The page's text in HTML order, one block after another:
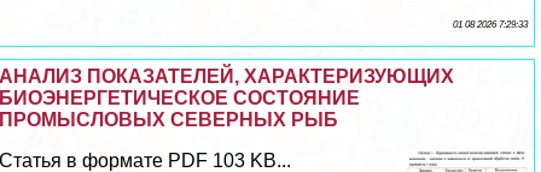
01 08 2026 7:29:33
АНАЛИЗ ПОКАЗАТЕЛЕЙ, ХАРАКТЕРИЗУЮЩИХ
БИОЭНЕРГЕТИЧЕСКОЕ СОСТОЯНИЕ
ПРОМЫСЛОВЫХ СЕВЕРНЫХ РЫБ
Статья в формате PDF 103 KB...